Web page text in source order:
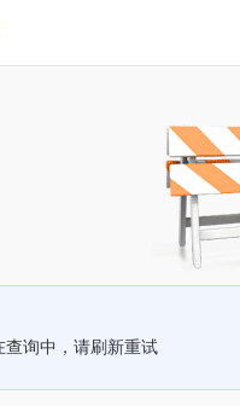
查询中，请刷新重试